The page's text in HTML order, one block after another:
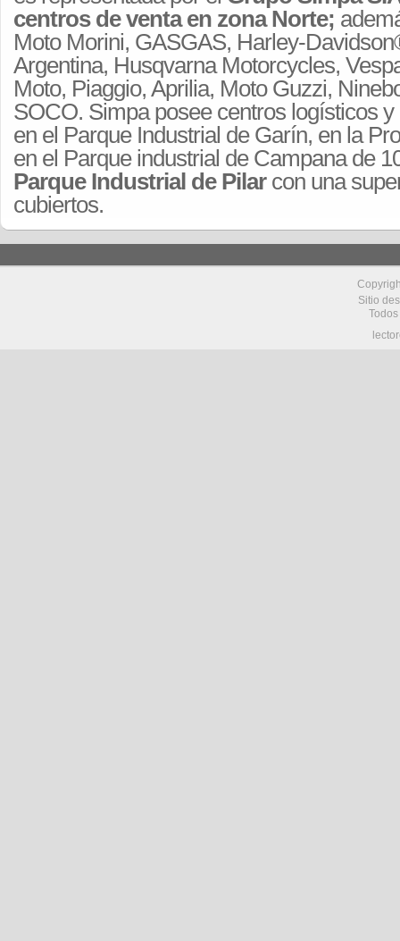
centros de venta en zona Norte;
Moto Morini, GASGAS, Harley-
Argentina, Husqvarna Motorcycles,
Moto, Piaggio, Aprilia, Moto Guzzi,
SOCO. Simpa posee centros logísticos
en el Parque Industrial de Garín, en la
en el Parque industrial de Campana de
Parque Industrial de Pilarcon una
cubiertos.
Sitio